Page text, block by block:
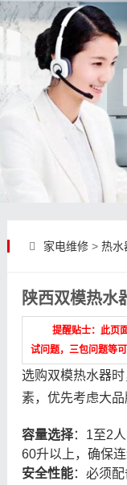
家电维修> 热水
陕西双模热水
提醒贴士：此页
试问题，三包问题等
选购双模热水器
素，优先考虑大品
容量选择：1至2
60升以上，确保
安全性能：必须